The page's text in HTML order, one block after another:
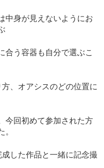
中身が見えないようにお
合う容器も自分で選ぶこ
、オアシスのどの位置に
今回初めて参加された方
。
した作品と一緒に記念撮